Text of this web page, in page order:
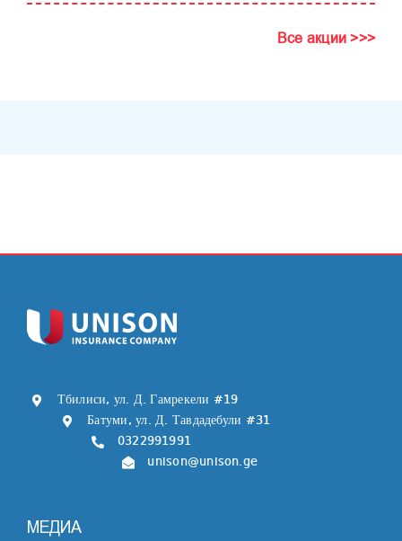
Все акции >>>
Тбилиси, ул. Д. Гамрекели #19
Батуми, ул. Д. Тавдадебули #31
0322991991
unison@unison.ge
МЕДИА